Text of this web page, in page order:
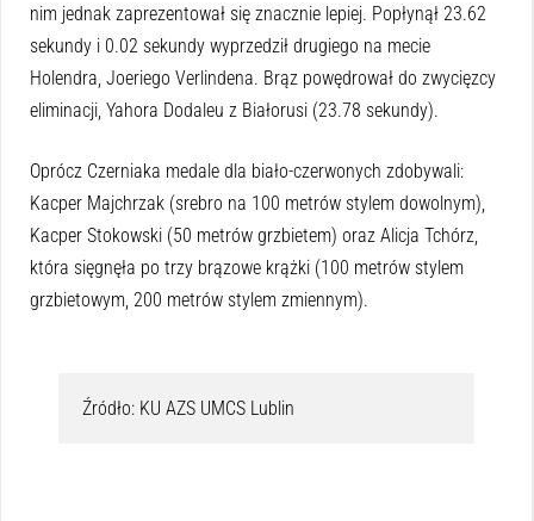
nim jednak zaprezentował się znacznie lepiej. Popłynął 23.62
sekundy i 0.02 sekundy wyprzedził drugiego na mecie
Holendra, Joeriego Verlindena. Brąz powędrował do zwycięzcy
eliminacji, Yahora Dodaleu z Białorusi (23.78 sekundy).
Oprócz Czerniaka medale dla biało-czerwonych zdobywali:
Kacper Majchrzak (srebro na 100 metrów stylem dowolnym),
Kacper Stokowski (50 metrów grzbietem) oraz Alicja Tchórz,
która sięgnęła po trzy brązowe krążki (100 metrów stylem
grzbietowym, 200 metrów stylem zmiennym).
Źródło: KU AZS UMCS Lublin